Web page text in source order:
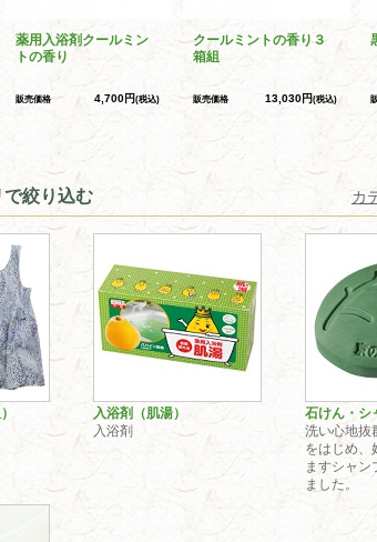
薬用入浴剤クールミン
トの香り
販売価格 4,700円(税込)
クールミントの香り３
箱組
販売価格 13,030円(税込)
絞り込む カ
入浴剤（肌湯）
入浴剤
石けん・シ
洗い心地抜
をはじめ、
ますシャン
ました。